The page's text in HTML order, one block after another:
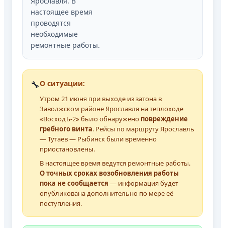
настоящее время
проводятся
необходимые
ремонтные работы.
🔧О ситуации:
Утром 21 июня при выходе из затона в
Заволжском районе Ярославля на теплоходе
«ВосходЪ-2» было обнаружено повреждение
гребного винта. Рейсы по маршруту Ярославль
— Тутаев — Рыбинск были временно
приостановлены.
В настоящее время ведутся ремонтные работы.
О точных сроках возобновления работы
пока не сообщается — информация будет
опубликована дополнительно по мере её
поступления.